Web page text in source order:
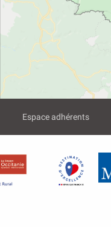
Espace adhérents